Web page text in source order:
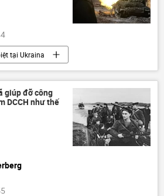
tại Ukraina
Ukraina
Quân đội Nga
giúp đỡ công
DCCH như thế